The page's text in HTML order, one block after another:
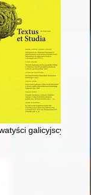
w latach II
galicyjscy